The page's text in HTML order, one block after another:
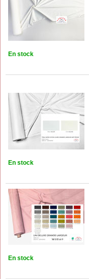
En stock
En stock
En stock